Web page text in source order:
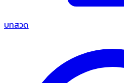
บทสวด